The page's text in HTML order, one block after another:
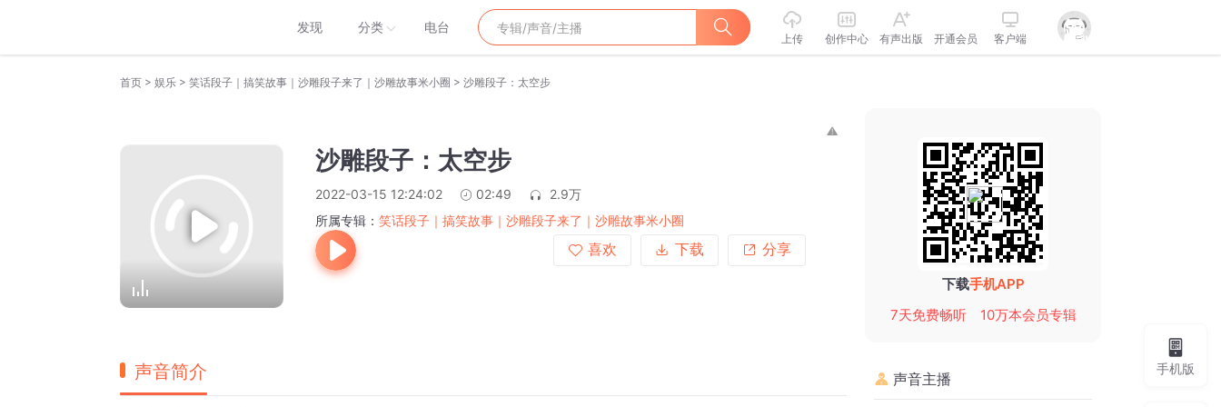
发现 分类 电台
上传 创作中心 有声出版 开通会员 客户端
首页 > 娱乐 > 笑话段子｜搞笑故事｜沙雕段子来了｜沙雕故事米小圈 > 沙雕段子：太空步
沙雕段子：太空步
2022-03-15 12:24:02 02:49
2.9万
所属专辑： 笑话段子｜搞笑故事｜沙雕段子来了｜沙雕故事米小圈
喜欢
下载 分享
声音简介
下载手机APP
7天免费畅听
10万本会员专辑
声音主播
手机版